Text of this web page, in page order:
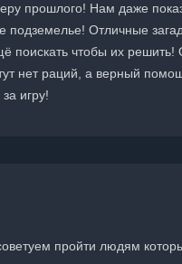
прошлого! Нам даже
подземелье! Отличные
поискать чтобы их решить!
нет раций, а верный
игру!
пройти людям